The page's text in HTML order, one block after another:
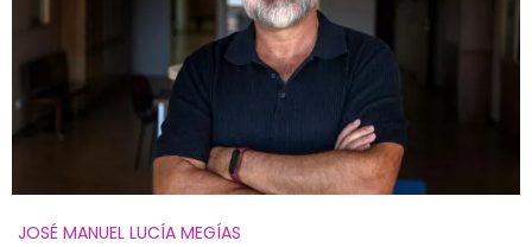
JOSÉ MANUEL LUCÍA MEGÍAS